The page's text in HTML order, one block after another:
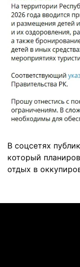
В соцсетях
который
отдых в